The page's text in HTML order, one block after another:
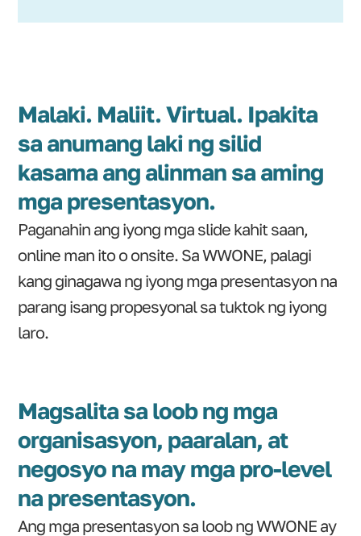
Malaki. Maliit. Virtual. Ipakita
sa anumang laki ng silid
kasama ang alinman sa aming
mga presentasyon.
Paganahin ang iyong mga slide kahit saan,
online man ito o onsite. Sa WWONE, palagi
kang ginagawa ng iyong mga presentasyon na
parang isang propesyonal sa tuktok ng iyong
laro.
Magsalita sa loob ng mga
organisasyon, paaralan, at
negosyo na may mga pro-level
na presentasyon.
Ang mga presentasyon sa loob ng WWONE ay